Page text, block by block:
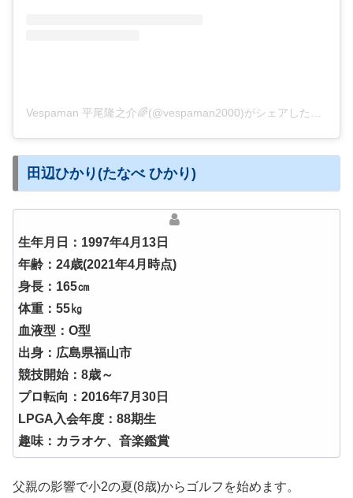
田辺ひかり(たなべ ひかり)
生年月日：1997年4月13日
年齢：24歳(2021年4月時点)
身長：165㎝
体重：55㎏
血液型：O型
出身：広島県福山市
競技開始：8歳～
プロ転向：2016年7月30日
LPGA入会年度：88期生
趣味：カラオケ、音楽鑑賞
父親の影響で小2の夏(8歳)からゴルフを始めます。